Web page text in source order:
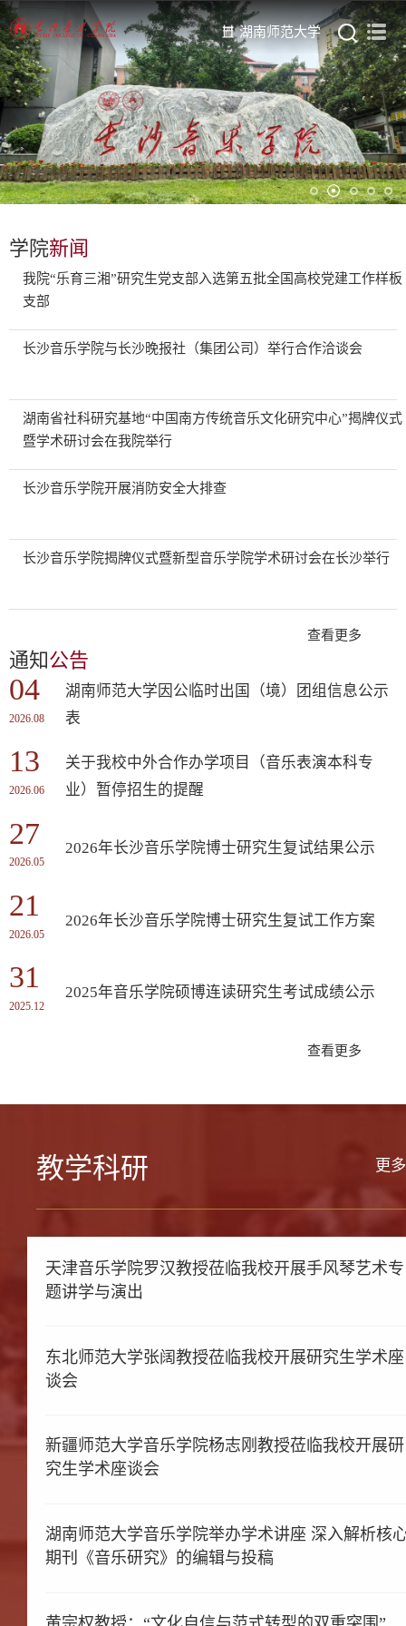
湖南师范大学
学院新闻
我院“乐育三湘”研究生党支部入选第五批全国高校党建工作样板
支部
长沙音乐学院与长沙晚报社（集团公司）举行合作洽谈会
湖南省社科研究基地“中国南方传统音乐文化研究中心”揭牌仪式
暨学术研讨会在我院举行
长沙音乐学院开展消防安全大排查
长沙音乐学院揭牌仪式暨新型音乐学院学术研讨会在长沙举行
查看更多
通知公告
04
2026.08
湖南师范大学因公临时出国（境）团组信息公示
表
13
2026.06
关于我校中外合作办学项目（音乐表演本科专
业）暂停招生的提醒
27
2026.05
2026年长沙音乐学院博士研究生复试结果公示
21
2026.05
2026年长沙音乐学院博士研究生复试工作方案
31
2025.12
2025年音乐学院硕博连读研究生考试成绩公示
查看更多
教学科研 更
天津音乐学院罗汉教授莅临我校开展手风琴艺术专
题讲学与演出
东北师范大学张阔教授莅临我校开展研究生学术座
谈会
新疆师范大学音乐学院杨志刚教授莅临我校开展研
究生学术座谈会
湖南师范大学音乐学院举办学术讲座 深入解析核
期刊《音乐研究》的编辑与投稿